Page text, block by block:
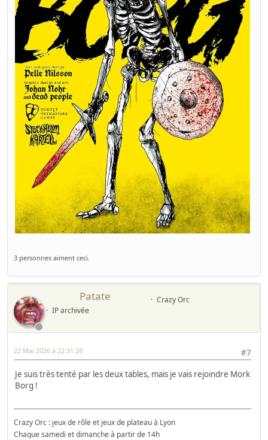
3 personnes aiment ceci.
Patate
Crazy Orc
IP archivée
#7
22 Mai 2026 à 22:31:28
Je suis très tenté par les deux tables, mais je vais rejoindre Mork
Borg !
Crazy Orc : jeux de rôle et jeux de plateau à Lyon
Chaque samedi et dimanche à partir de 14h